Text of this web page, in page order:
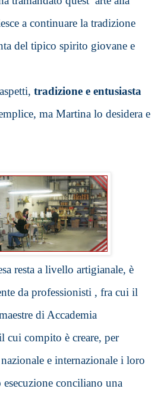
a continuare la tradizione
del tipico spirito giovane e
tradizione e entusiasta
ma Martina lo desidera e
resta a livello artigianale, è
da professionisti , fra cui il
di Accademia
cui compito è creare, per
e internazionale i loro
conciliano una